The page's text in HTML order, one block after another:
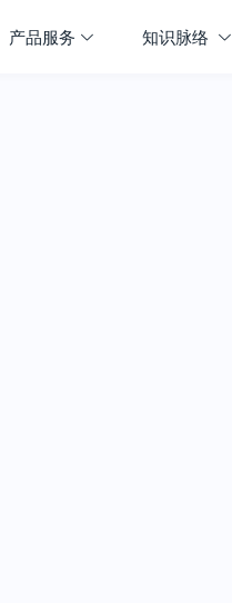
产品服务 知识脉络